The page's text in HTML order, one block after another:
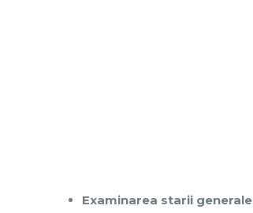
Examinarea starii generale